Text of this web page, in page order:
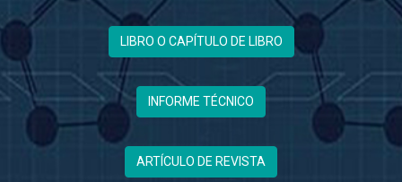
LIBRO O CAPÍTULO DE LIBRO
INFORME TÉCNICO
ARTÍCULO DE REVISTA